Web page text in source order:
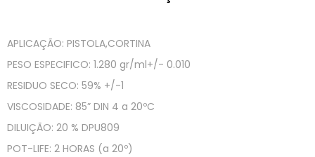
APLICAÇÃO: PISTOLA,CORTINA
PESO ESPECIFICO: 1.280 gr/ml+/- 0.010
RESIDUO SECO: 59% +/-1
VISCOSIDADE: 85” DIN 4 a 20ºC
DILUIÇÃO: 20 % DPU809
POT-LIFE: 2 HORAS (a 20º)